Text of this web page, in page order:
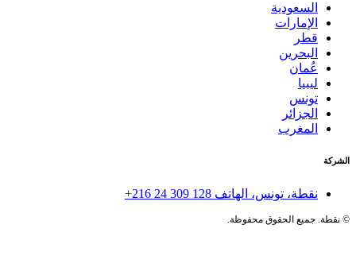
السعودية
الإمارات
قطر
البحرين
عُمان
ليبيا
تونس
الجزائر
المغرب
الشركة
نقطة، تونس، الهاتف +216 24 309 128
©نقطة. جميع الحقوق محفوظة.